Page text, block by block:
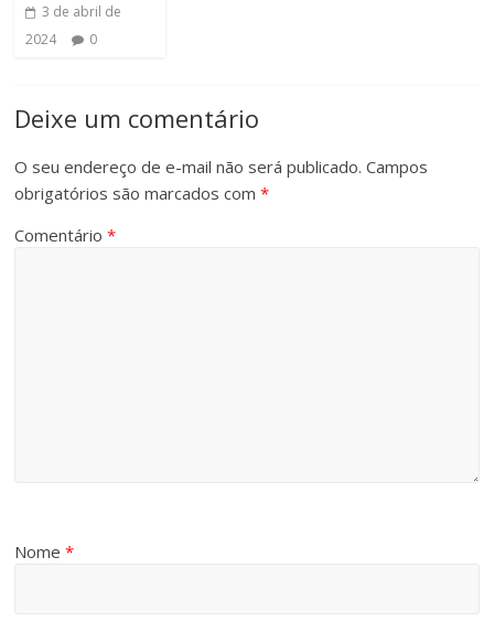
3 de abril de
2024
0
Deixe um comentário
O seu endereço de e-mail não será publicado. Campos
obrigatórios são marcados com*
Comentário*
Nome*